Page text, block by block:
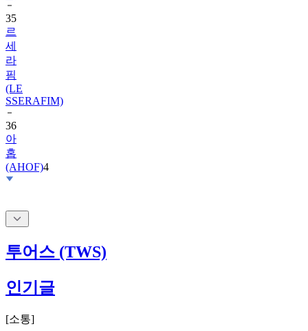
35
르
세
라
핌
(LE
SSERAFIM)
36
아
홉
(AHOF)4
투어스 (TWS)
인기글
[소통]